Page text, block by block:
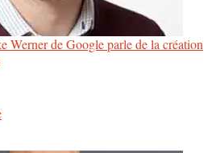
Werner de Google parle de la création